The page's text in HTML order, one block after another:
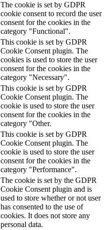
The cookie is set by GDPR
cookie consent to record the user
consent for the cookies in the
category "Functional".
This cookie is set by GDPR
Cookie Consent plugin. The
cookies is used to store the user
consent for the cookies in the
category "Necessary".
This cookie is set by GDPR
Cookie Consent plugin. The
cookie is used to store the user
consent for the cookies in the
category "Other.
This cookie is set by GDPR
Cookie Consent plugin. The
cookie is used to store the user
consent for the cookies in the
category "Performance".
The cookie is set by the GDPR
Cookie Consent plugin and is
used to store whether or not user
has consented to the use of
cookies. It does not store any
personal data.